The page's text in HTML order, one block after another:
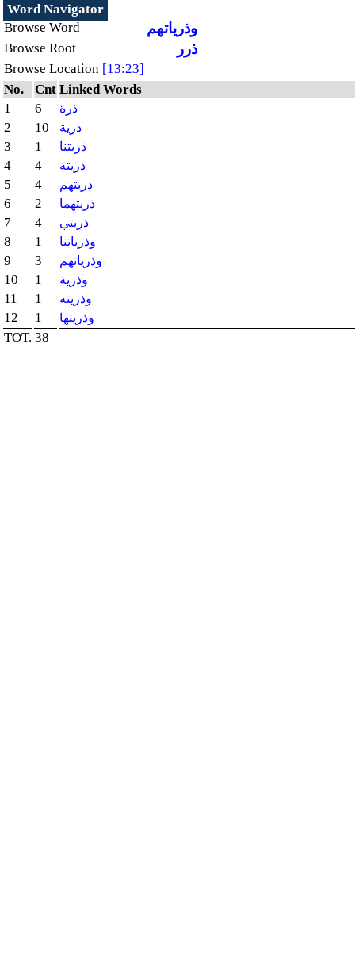
Word Navigator
Browse Word
وذرياتهم
Browse Root ذرر
Browse Location [13:23]
No.
Cnt Linked Words
1
6 ذرة
2 10 ذرية
3 1 ذريتنا
4 4 ذريته
5 4 ذريتهم
6 2 ذريتهما
7 4 ذريتي
8 1 وذرياتنا
9 3 وذرياتهم
10 1 وذرية
11 1 وذريته
12 1 وذريتها
TOT. 38